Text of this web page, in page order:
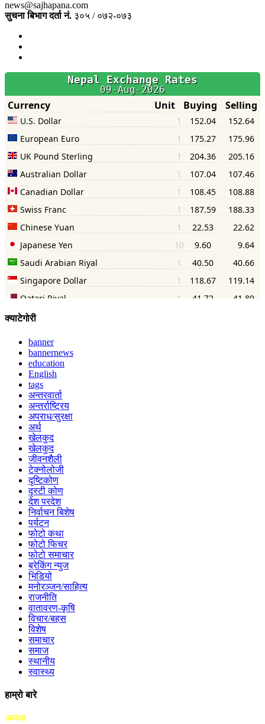
news@sajhapana.com
सुचना बिभाग दर्ता नं. ३०५ / ०७२-०७३
क्याटेगोरी
banner
bannernews
education
English
tags
अन्तरवार्ता
अन्तर्राष्ट्रिय
अपराध/सुरक्षा
अर्थ
खेलकुद
खेलकुद
जीवनशैली
टेक्नोलोजी
दृष्टिकोण
दृस्टी कोण
देश परदेश
निर्वाचन बिशेष
पर्यटन
फोटो कथा
फोटो फिचर
फोटो समाचार
ब्रेकिंग न्युज
भिडियो
मनोरञ्जन/साहित्य
राजनीति
वातावरण-कृषि
विचार/बहस
विशेष
समाचार
समाज
स्थानीय
स्वास्थ्य
हाम्रो बारे
अध्यक्ष